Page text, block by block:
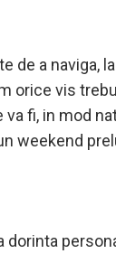
de a
orice vis
va fi, in mod
weekend
dorinta